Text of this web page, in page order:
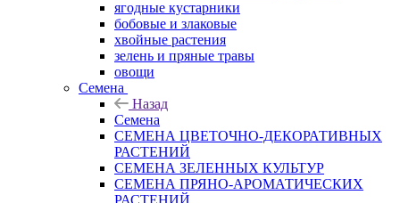
ягодные кустарники
бобовые и злаковые
хвойные растения
зелень и пряные травы
овощи
Семена
Назад
Семена
СЕМЕНА ЦВЕТОЧНО-ДЕКОРАТИВНЫХ
РАСТЕНИЙ
СЕМЕНА ЗЕЛЕННЫХ КУЛЬТУР
СЕМЕНА ПРЯНО-АРОМАТИЧЕСКИХ
РАСТЕНИЙ